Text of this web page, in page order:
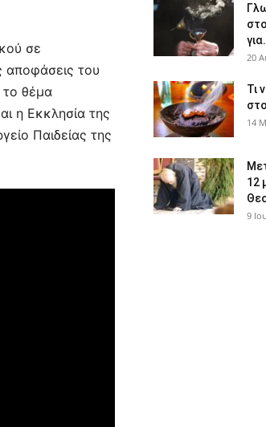
σε
αποφάσεις του
το θέμα
η Εκκλησία της
Παιδείας της
20
Τι
14
12
9